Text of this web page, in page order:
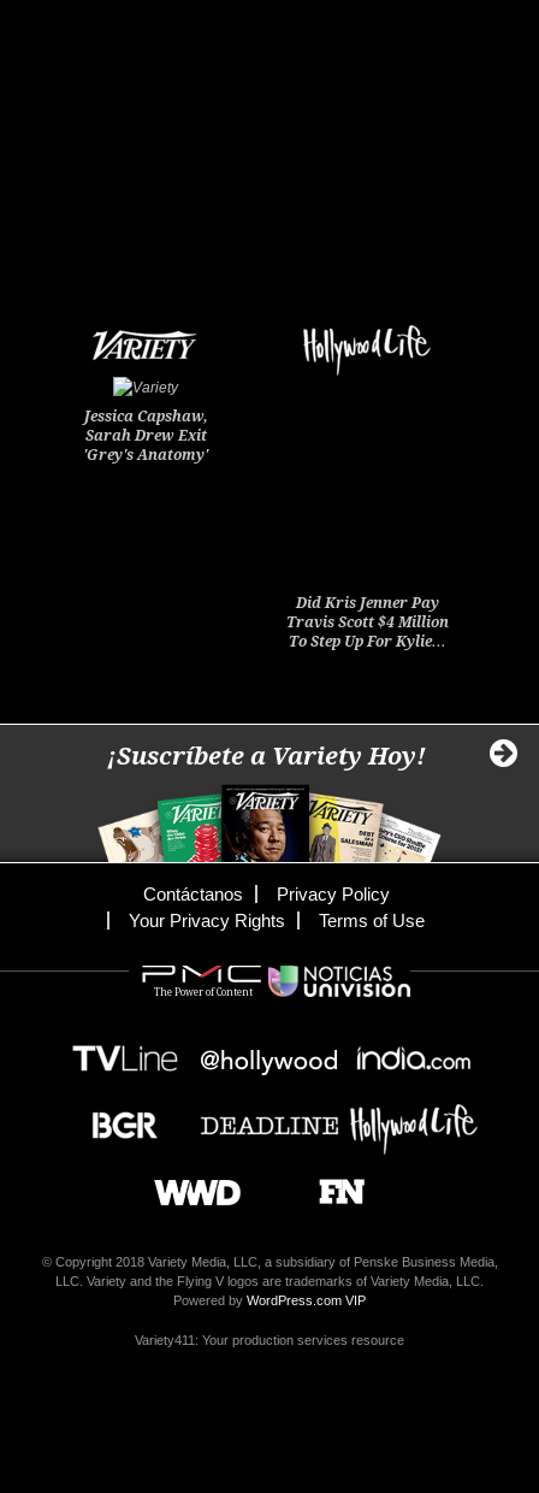
Jessica Capshaw,
Sarah Drew Exit
'Grey's Anatomy'
Did Kris Jenner Pay
Travis Scott $4 Million
To Step Up For Kylie…
¡Suscríbete a Variety Hoy!
Contáctanos
Privacy Policy
Your Privacy Rights
Terms of Use
The Power of Content
© Copyright 2018 Variety Media, LLC, a subsidiary of Penske Business Media,
LLC. Variety and the Flying V logos are trademarks of Variety Media, LLC.
Powered by WordPress.com VIP
Variety411: Your production services resource